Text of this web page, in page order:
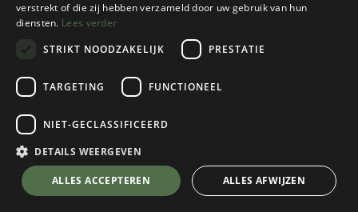
Fjallraven
Abisko Trekking Tights Pro Dames
Deep Forest/Iron Grey
Kies een maat
💬 Stel je vraag over dit product via WhatsApp
verstrekt of die zij hebben verzameld door uw gebruik van hun
diensten. Lees verder
STRIKT NOODZAKELIJK
PRESTATIE
TARGETING FUNCTIONEEL
NIET-GECLASSIFICEERD
DETAILS WEERGEVEN
ALLES ACCEPTEREN ALLES AFWIJZEN